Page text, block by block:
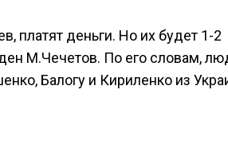
платят деньги. Но их будет 1-2
М.Чечетов. По его словам,
Балогу и Кириленко из